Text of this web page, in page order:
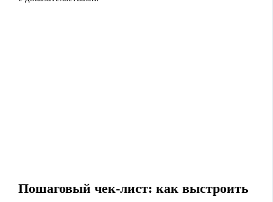
Пошаговый чек‑лист: как выстроить